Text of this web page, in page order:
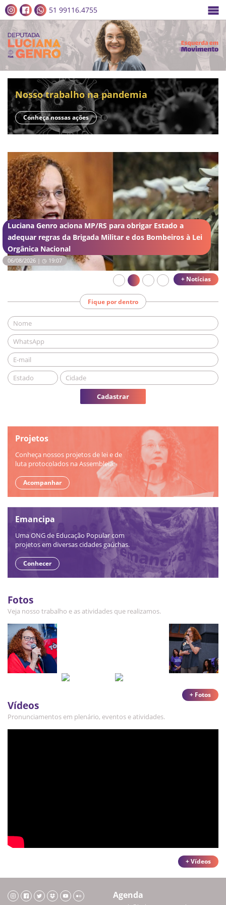
51 99116.4755
Nosso trabalho na pandemia
Conheça nossas ações
Luciana Genro aciona MP/RS para obrigar Estado a
adequar regras da Brigada Militar e dos Bombeiros à Lei
Orgânica Nacional
06/08/2026 | ◷ 19:07
+ Notícias
Fique por dentro
Cadastrar
Projetos
Conheça nossos projetos de lei e de
luta protocolados na Assembleia.
Acompanhar
Emancipa
Uma ONG de Educação Popular com
projetos em diversas cidades gaúchas.
Conhecer
Fotos
Veja nosso trabalho e as atividades que realizamos.
+ Fotos
Vídeos
Pronunciamentos em plenário, eventos e atividades.
+ Vídeos
Agenda